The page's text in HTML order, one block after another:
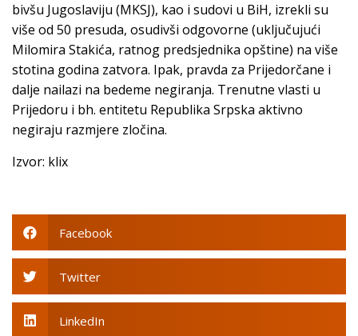
bivšu Jugoslaviju (MKSJ), kao i sudovi u BiH, izrekli su
više od 50 presuda, osudivši odgovorne (uključujući
Milomira Stakića, ratnog predsjednika opštine) na više
stotina godina zatvora. Ipak, pravda za Prijedorčane i
dalje nailazi na bedeme negiranja. Trenutne vlasti u
Prijedoru i bh. entitetu Republika Srpska aktivno
negiraju razmjere zločina.
Izvor: klix
Facebook
Twitter
LinkedIn